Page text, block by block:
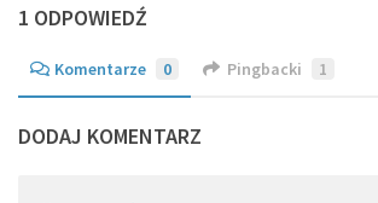
1 ODPOWIEDŹ
Komentarze 0 Pingbacki 1
DODAJ KOMENTARZ